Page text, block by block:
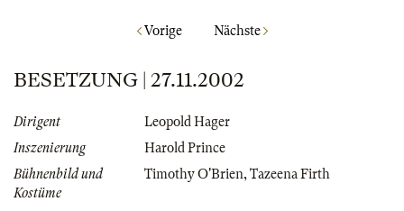
Vorige Nächste
BESETZUNG | 27.11.2002
Dirigent
Leopold Hager
Inszenierung
Harold Prince
Bühnenbild und
Kostüme
Timothy O'Brien,Tazeena Firth